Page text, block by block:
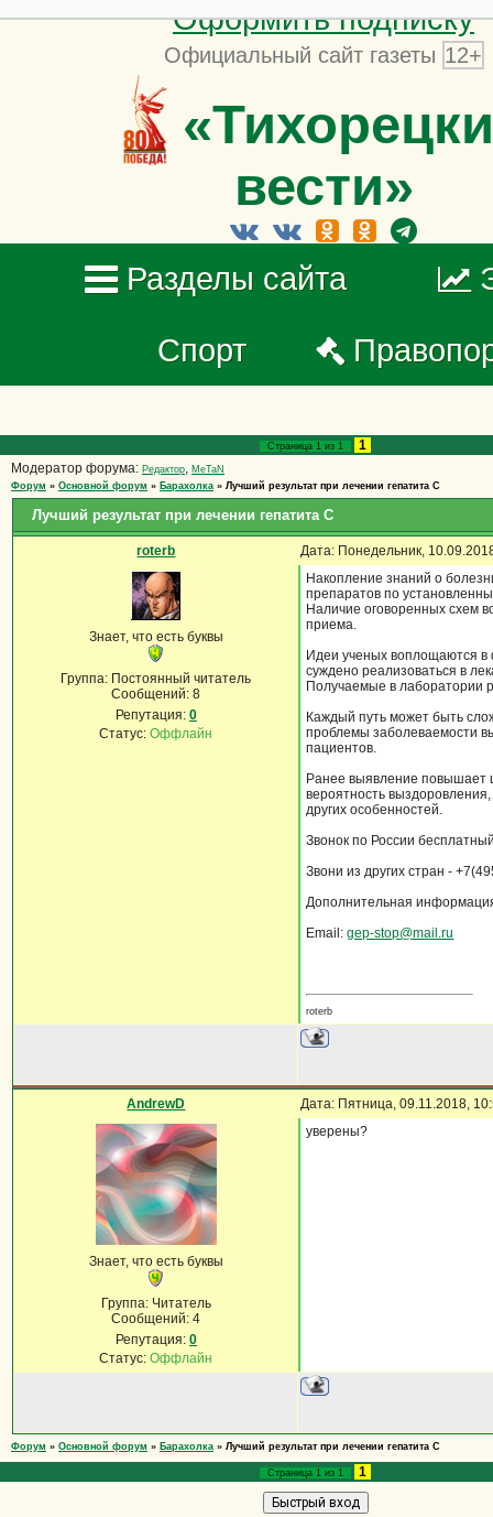
Оформить подписку
Официальный сайт газеты 12+
вести»
Разделы сайта
Спорт
Страница 1 из 1
1
Модератор форума: Редактор, MeTaN
Форум » Основной форум » Барахолка » Лучший результат при лечении гепатита С
Лучший результат при лечении гепатита С
roterb Дата: Понедельник,
Знает, что есть буквы
Группа: Постоянный читатель
Сообщений:8
Репутация: 0
Статус:Оффлайн
Накопление знаний о
препаратов по
Наличие оговоренных схем
приема.
Идеи ученых воплощаются в
суждено реализоваться в
Получаемые в лаборатории
Каждый путь может быть
проблемы заболеваемости
пациентов.
Ранее выявление повышает
вероятность
других особенностей.
Звонок по России
Звони из других стран -
Дополнительная
Email:gep-stop@mail.ru
roterb
AndrewD Дата: Пятница, 09.11.2018,
Знает, что есть буквы
Группа: Читатель
Сообщений:4
Репутация: 0
Статус:Оффлайн
уверены?
Форум » Основной форум » Барахолка » Лучший результат при лечении гепатита С
Страница 1 из 1 1